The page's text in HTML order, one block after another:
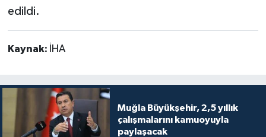
edildi.
Kaynak: İHA
Muğla Büyükşehir, 2,5 yıllık
çalışmalarını kamuoyuyla
paylaşacak